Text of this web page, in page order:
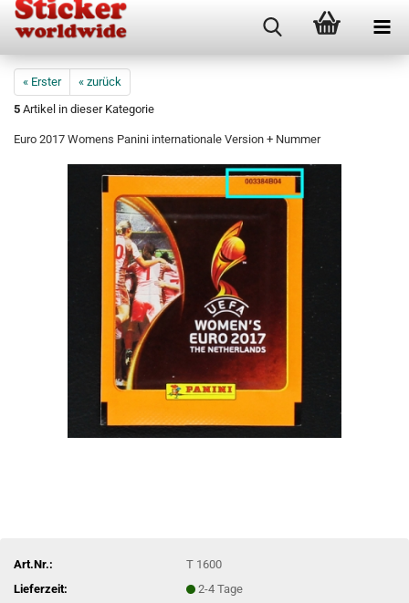
« Erster
« zurück
5 Artikel in dieser Kategorie
Euro 2017 Womens Panini internationale Version + Nummer
Art.Nr.:
T 1600
Lieferzeit:
2-4 Tage